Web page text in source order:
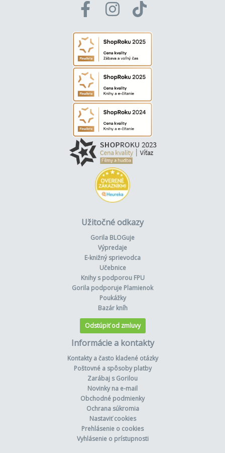
Užitočné odkazy
Gorila BLOGuje
Výpredaje
E-knižný sprievodca
Učebnice
Knihy s podporou FPU
Gorila podporuje Plamienok
Poukážky
Bazár kníh
Odstúpiť od zmluvy
Informácie a kontakty
Kontakty a často kladené otázky
Poštovné a spôsoby platby
Zarábaj s Gorilou
Novinky na e-mail
Obchodné podmienky
Ochrana súkromia
Nastaviť cookies
Prehlásenie o cookies
Vyhlásenie o prístupnosti